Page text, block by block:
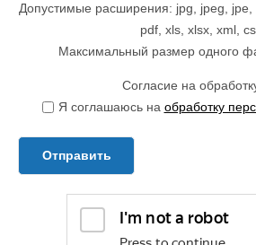
Допустимые расширения: jpg, jpeg, jpe,
pdf, xls, xlsx, xml,
Максимальный размер одного
Согласие на
Я соглашаюсь на обработку
Отправить